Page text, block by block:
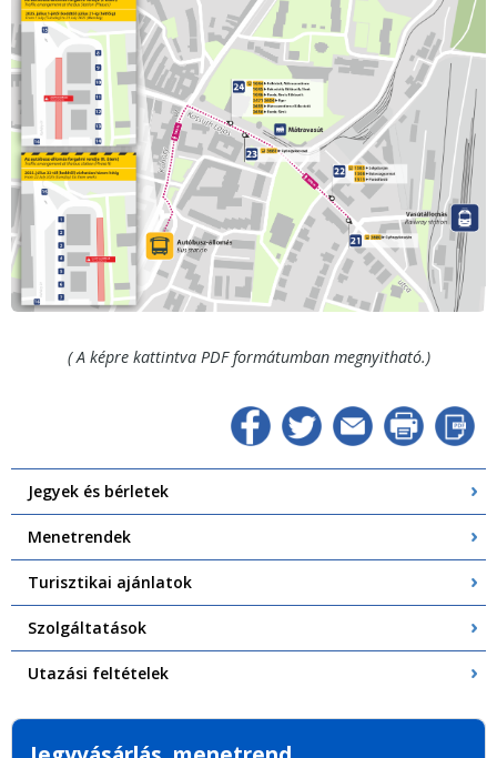
( A képre kattintva PDF formátumban megnyitható.)
Jegyek és bérletek
Menetrendek
Turisztikai ajánlatok
Szolgáltatások
Utazási feltételek